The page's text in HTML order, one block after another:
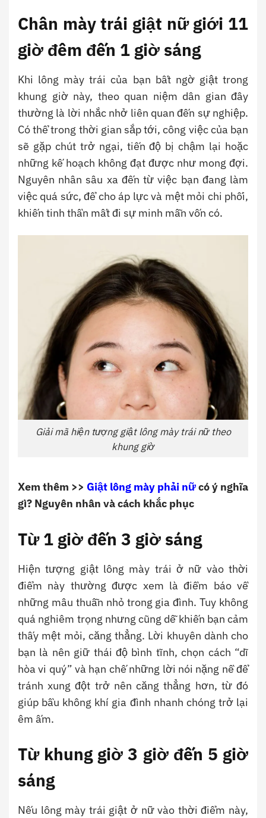
Chân mày trái giật nữ giới 11
giờ đêm đến 1 giờ sáng
Khi lông mày trái của bạn bất ngờ giật trong
khung giờ này, theo quan niệm dân gian đây
thường là lời nhắc nhở liên quan đến sự nghiệp.
Có thể trong thời gian sắp tới, công việc của bạn
sẽ gặp chút trở ngại, tiến độ bị chậm lại hoặc
những kế hoạch không đạt được như mong đợi.
Nguyên nhân sâu xa đến từ việc bạn đang làm
việc quá sức, để cho áp lực và mệt mỏi chi phối,
khiến tinh thần mất đi sự minh mẫn vốn có.
Giải mã hiện tượng giật lông mày trái nữ theo
khung giờ
Xem thêm >> Giật lông mày phải nữcó ý nghĩa
gì? Nguyên nhân và cách khắc phục
Từ 1 giờ đến 3 giờ sáng
Hiện tượng giật lông mày trái ở nữ vào thời
điểm này thường được xem là điềm báo về
những mâu thuẫn nhỏ trong gia đình. Tuy không
quá nghiêm trọng nhưng cũng dễ khiến bạn cảm
thấy mệt mỏi, căng thẳng. Lời khuyên dành cho
bạn là nên giữ thái độ bình tĩnh, chọn cách “dĩ
hòa vi quý” và hạn chế những lời nói nặng nề để
tránh xung đột trở nên căng thẳng hơn, từ đó
giúp bầu không khí gia đình nhanh chóng trở lại
êm ấm.
Từ khung giờ 3 giờ đến 5 giờ
sáng
Nếu lông mày trái giật ở nữ vào thời điểm này,